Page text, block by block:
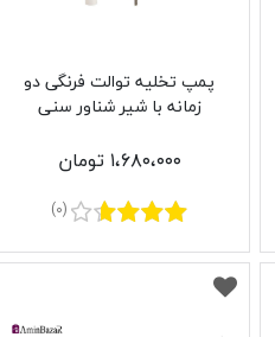
پمپ تخلیه توالت فرنگی دو
زمانه با شیر شناور سنی
۱،۶۸۰،۰۰۰ تومان
(0)